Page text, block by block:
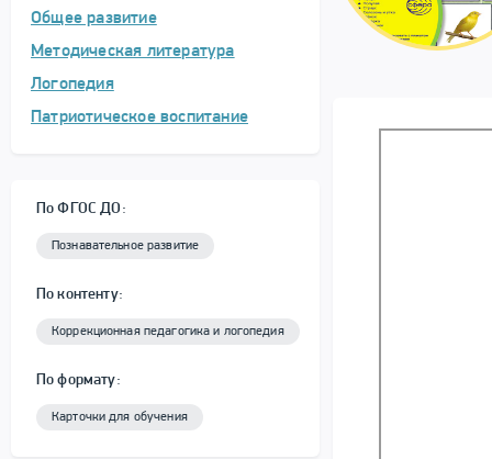
Общее развитие
Методическая литература
Логопедия
Патриотическое воспитание
По ФГОС ДО:
Познавательное развитие
По контенту:
Коррекционная педагогика и логопедия
По формату:
Карточки для обучения